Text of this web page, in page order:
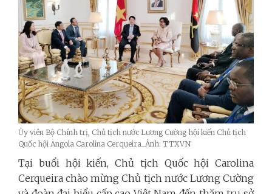
Ủy viên Bộ Chính trị, Chủ tịch nước Lương Cường hội kiến Chủ tịch
Quốc hội Angola Carolina Cerqueira_Ảnh: TTXVN
Tại buổi hội kiến, Chủ tịch Quốc hội Carolina
Cerqueira chào mừng Chủ tịch nước Lương Cường